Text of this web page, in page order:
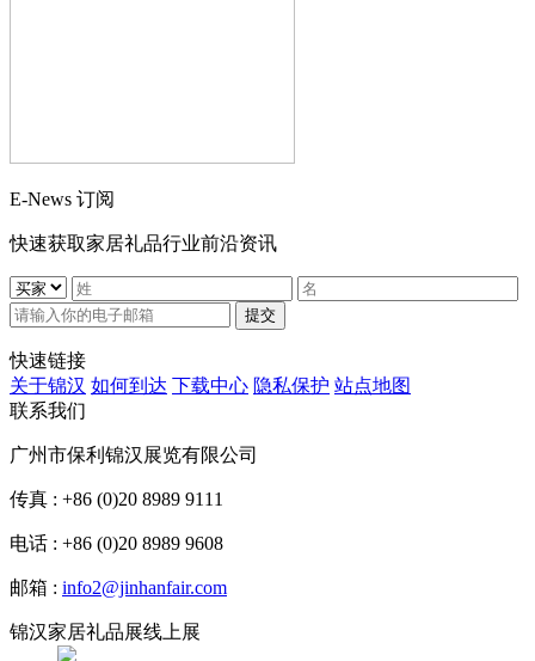
E-News 订阅
快速获取家居礼品行业前沿资讯
提交
快速链接
关于锦汉 如何到达 下载中心 隐私保护 站点地图
联系我们
广州市保利锦汉展览有限公司
传真 : +86 (0)20 8989 9111
电话 : +86 (0)20 8989 9608
邮箱 : info2@jinhanfair.com
锦汉家居礼品展线上展